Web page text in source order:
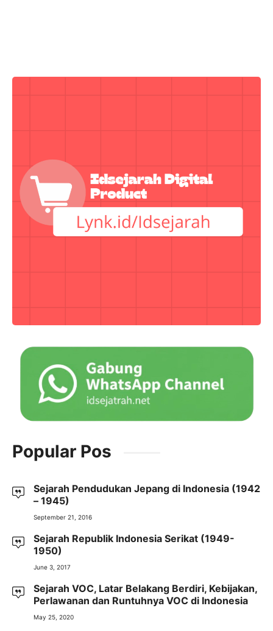
Popular Pos
Sejarah Pendudukan Jepang di Indonesia (1942
– 1945)
September 21, 2016
Sejarah Republik Indonesia Serikat (1949-
1950)
June 3, 2017
Sejarah VOC, Latar Belakang Berdiri, Kebijakan,
Perlawanan dan Runtuhnya VOC di Indonesia
May 25, 2020